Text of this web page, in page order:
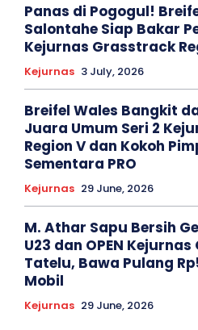
Panas di Pogogul!
Salontahe Siap Bakar
Kejurnas Grasstrack
Kejurnas 3 July, 2026
Breifel Wales Bangkit
Juara Umum Seri 2
Region V dan Kokoh
Sementara PRO
Kejurnas 29 June, 2026
M. Athar Sapu Bersih
U23 dan OPEN Kejurnas
Tatelu, Bawa Pulang
Mobil
Kejurnas 29 June, 2026